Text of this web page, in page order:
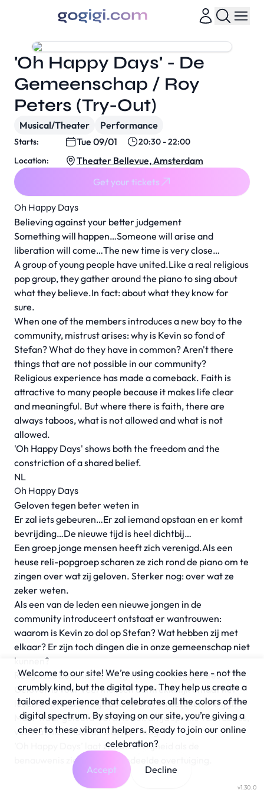
Oh Happy Days
Believing against your better judgement
Something will happen…Someone will arise and
liberation will come…The new time is very close…
A group of young people have united.Like a real religious
pop group, they gather around the piano to sing about
what they believe.In fact: about what they know for
sure.
When one of the members introduces a new boy to the
community, mistrust arises: why is Kevin so fond of
Stefan? What do they have in common? Aren't there
things that are not possible in our community?
Religious experience has made a comeback. Faith is
attractive to many people because it makes life clear
and meaningful. But where there is faith, there are
always taboos, what is not allowed and what is not
allowed.
'Oh Happy Days' shows both the freedom and the
constriction of a shared belief.
NL
Oh Happy Days
Geloven tegen beter weten in
Er zal iets gebeuren…Er zal iemand opstaan en er komt
bevrijding…De nieuwe tijd is heel dichtbij…
Een groep jonge mensen heeft zich verenigd.Als een
heuse reli-popgroep scharen ze zich rond de piano om te
zingen over wat zij geloven. Sterker nog: over wat ze
zeker weten.
Als een van de leden een nieuwe jongen in de
community introduceert ontstaat er wantrouwen:
waarom is Kevin zo dol op Stefan? Wat hebben zij met
elkaar? Er zijn toch dingen die in onze gemeenschap niet
kunnen?
Religieuze beleving is terug van nooit weggeweest.
Geloven is voor veel mensen aantrekkelijk omdat het
leven er overzichtelijk door wordt en betekenis krijgt.
Maar waar geloofd wordt is ook altijd sprake van taboes,
van wat niet moet en wat niet mag.
’Oh Happy Days’ laat zowel de vrijheid als de
benauwenis zien van een gedeelde overtuiging.
'Oh Happy Days' - De
Gemeenschap / Roy
Peters (Try-Out)
Musical/Theater Performance
Starts: Tue 09/01
20:30 - 22:00
Location:
Theater Bellevue, Amsterdam
Get your tickets
v1.30.0
Welcome to our site! We’re using cookies here - not the
crumbly kind, but the digital type. They help us create a
tailored experience that celebrates all the colors of the
digital spectrum. By staying on our site, you’re giving a
cheer to these vibrant helpers. Ready to join our online
celebration?
Accept Decline